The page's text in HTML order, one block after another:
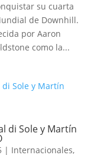
su cuarta
de Downhill.
por Aaron
como la...
di Sole y Martín
| Internacionales,